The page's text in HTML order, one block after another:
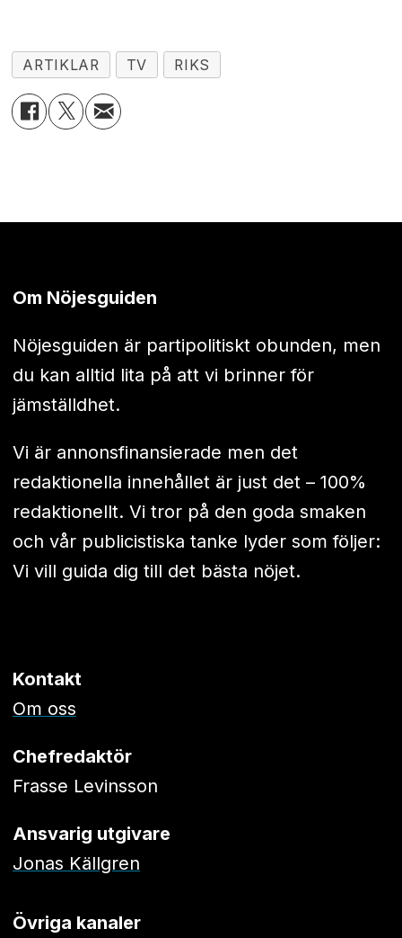
ARTIKLAR TV RIKS
Om Nöjesguiden
Nöjesguiden är partipolitiskt obunden, men
du kan alltid lita på att vi brinner för
jämställdhet.
Vi är annonsfinansierade men det
redaktionella innehållet är just det – 100%
redaktionellt. Vi tror på den goda smaken
och vår publicistiska tanke lyder som följer:
Vi vill guida dig till det bästa nöjet.
Kontakt
Om oss
Chefredaktör
Frasse Levinsson
Ansvarig utgivare
Jonas Källgren
Övriga kanaler